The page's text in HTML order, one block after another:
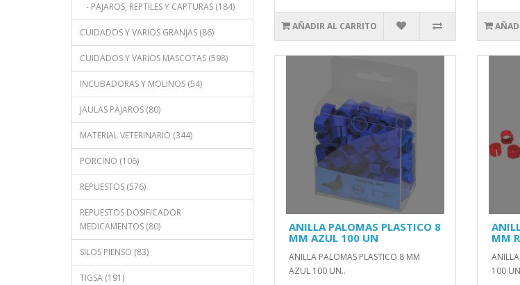
- PAJAROS, REPTILES Y CAPTURAS (184)
CUIDADOS Y VARIOS GRANJAS (86)
CUIDADOS Y VARIOS MASCOTAS (598)
INCUBADORAS Y MOLINOS (54)
JAULAS PAJAROS (80)
MATERIAL VETERINARIO (344)
PORCINO (106)
REPUESTOS (576)
REPUESTOS DOSIFICADOR
MEDICAMENTOS (80)
SILOS PIENSO (83)
TIGSA (191)
AÑADIR AL CARRITO
ANILLA PALOMAS PLASTICO 8
MM AZUL 100 UN
ANILLA PALOMAS PLASTICO 8 MM
AZUL 100 UN..
MM
100